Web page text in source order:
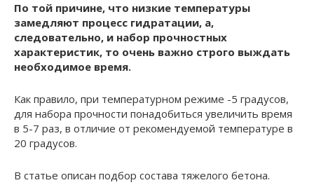
По той причине, что низкие температуры
замедляют процесс гидратации, а,
следовательно, и набор прочностных
характеристик, то очень важно строго выждать
необходимое время.
Как правило, при температурном режиме -5 градусов,
для набора прочности понадобиться увеличить время
в 5-7 раз, в отличие от рекомендуемой температуре в
20 градусов.
В статье описан подбор состава тяжелого бетона.